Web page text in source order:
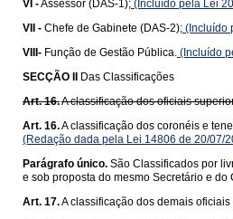
VI -Assessor (DAS-1); (Incluído pela Lei
VII - Chefe de Gabinete (DAS-2); (Incluído
VIII- Função de Gestão Pública. (Incluído
SECÇÃO II
Das Classificações
Art. 16.A classificação dos oficiais
Art. 16.A classificação dos coronéis e
(Redação dada pela Lei 14806 de 20/07/
Parágrafo único. São Classificados por
e sob proposta do mesmo Secretário e
Art. 17.A classificação dos demais